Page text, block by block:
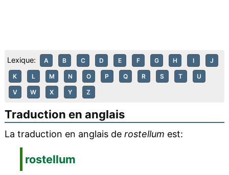
Lexique: A B C D E F G H I J
K L M N O P Q R S T U
V W X Y Z
Traduction en anglais
La traduction en anglais de rostellum est:
rostellum